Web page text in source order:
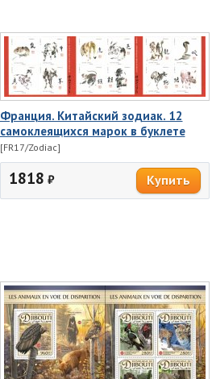
Франция. Китайский зодиак. 12
самоклеящихся марок в буклете
[FR17/Zodiac]
1818 ₽